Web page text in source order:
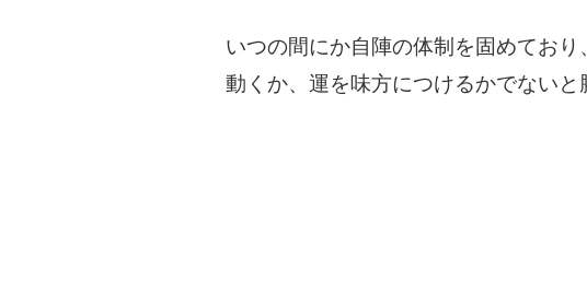
いつの間にか自陣の体制を固めてお
動くか、運を味方につけるかでないと